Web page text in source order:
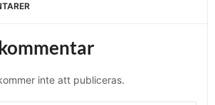
inte att publiceras.